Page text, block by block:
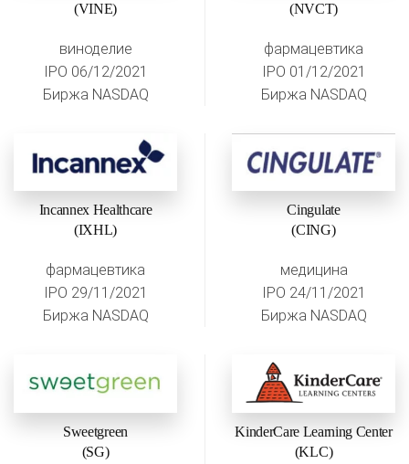
(VINE)
виноделие
IPO 06/12/2021
Биржа NASDAQ
(NVCT)
фармацевтика
IPO 01/12/2021
Биржа NASDAQ
Incannex Healthcare
(IXHL)
фармацевтика
IPO 29/11/2021
Биржа NASDAQ
Cingulate
(CING)
медицина
IPO 24/11/2021
Биржа NASDAQ
Sweetgreen
(SG)
KinderCare Learning Center
(KLC)